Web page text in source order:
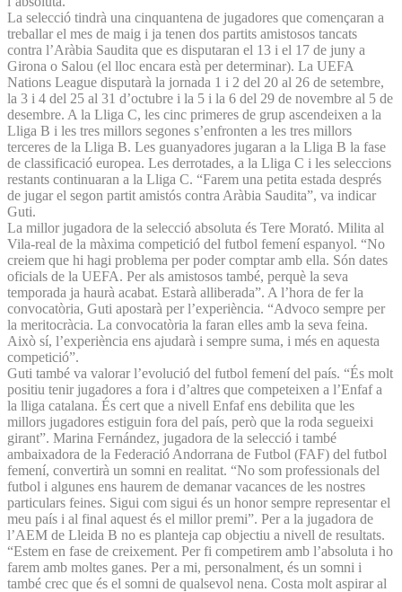
La selecció tindrà una cinquantena de jugadores que començaran a
treballar el mes de maig i ja tenen dos partits amistosos tancats
contra l’Aràbia Saudita que es disputaran el 13 i el 17 de juny a
Girona o Salou (el lloc encara està per determinar). La UEFA
Nations League disputarà la jornada 1 i 2 del 20 al 26 de setembre,
la 3 i 4 del 25 al 31 d’octubre i la 5 i la 6 del 29 de novembre al 5 de
desembre. A la Lliga C, les cinc primeres de grup ascendeixen a la
Lliga B i les tres millors segones s’enfronten a les tres millors
terceres de la Lliga B. Les guanyadores jugaran a la Lliga B la fase
de classificació europea. Les derrotades, a la Lliga C i les seleccions
restants continuaran a la Lliga C. “Farem una petita estada després
de jugar el segon partit amistós contra Aràbia Saudita”, va indicar
Guti.
La millor jugadora de la selecció absoluta és Tere Morató. Milita al
Vila-real de la màxima competició del futbol femení espanyol. “No
creiem que hi hagi problema per poder comptar amb ella. Són dates
oficials de la UEFA. Per als amistosos també, perquè la seva
temporada ja haurà acabat. Estarà alliberada”. A l’hora de fer la
convocatòria, Guti apostarà per l’experiència. “Advoco sempre per
la meritocràcia. La convocatòria la faran elles amb la seva feina.
Això sí, l’experiència ens ajudarà i sempre suma, i més en aquesta
competició”.
Guti també va valorar l’evolució del futbol femení del país. “És molt
positiu tenir jugadores a fora i d’altres que competeixen a l’Enfaf a
la lliga catalana. És cert que a nivell Enfaf ens debilita que les
millors jugadores estiguin fora del país, però que la roda segueixi
girant”. Marina Fernández, jugadora de la selecció i també
ambaixadora de la Federació Andorrana de Futbol (FAF) del futbol
femení, convertirà un somni en realitat. “No som professionals del
futbol i algunes ens haurem de demanar vacances de les nostres
particulars feines. Sigui com sigui és un honor sempre representar el
meu país i al final aquest és el millor premi”. Per a la jugadora de
l’AEM de Lleida B no es planteja cap objectiu a nivell de resultats.
“Estem en fase de creixement. Per fi competirem amb l’absoluta i ho
farem amb moltes ganes. Per a mi, personalment, és un somni i
també crec que és el somni de qualsevol nena. Costa molt aspirar al